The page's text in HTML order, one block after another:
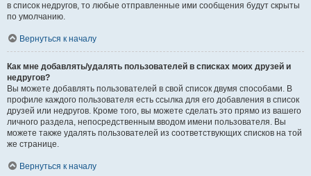
в список недругов, то любые отправленные ими сообщения будут скрыты
по умолчанию.
Вернуться к началу
Как мне добавлять/удалять пользователей в списках моих друзей и
недругов?
Вы можете добавлять пользователей в свой список двумя способами. В
профиле каждого пользователя есть ссылка для его добавления в список
друзей или недругов. Кроме того, вы можете сделать это прямо из вашего
личного раздела, непосредственным вводом имени пользователя. Вы
можете также удалять пользователей из соответствующих списков на той
же странице.
Вернуться к началу